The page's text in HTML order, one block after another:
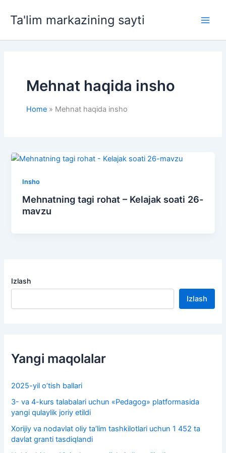
Ta'lim markazining sayti
Mehnat haqida insho
Home Mehnat haqida insho
Insho
Mehnatning tagi rohat – Kelajak soati 26-
mavzu
Izlash
Izlash
Yangi maqolalar
2025-yil o’tish ballari
3- va 4-kurs talabalari uchun «Pedagog» platformasida
yangi qulaylik joriy etildi
Xorijiy va nodavlat oliy taʼlim tashkilotlari uchun 1 452 ta
davlat granti tasdiqlandi